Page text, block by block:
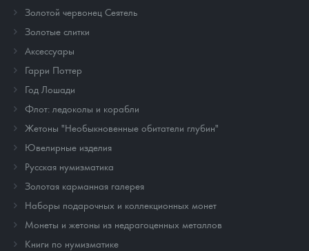
Золотой червонец Сеятель
Золотые слитки
Аксессуары
Гарри Поттер
Год Лошади
Флот: ледоколы и корабли
Жетоны "Необыкновенные обитатели глубин"
Ювелирные изделия
Русская нумизматика
Золотая карманная галерея
Наборы подарочных и коллекционных монет
Монеты и жетоны из недрагоценных металлов
Книги по нумизматике